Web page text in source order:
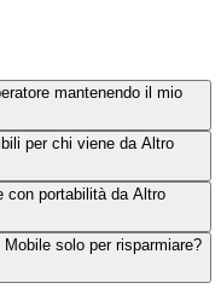
mantenendo il mio
per chi viene da Altro
con portabilità da Altro
solo per risparmiare?